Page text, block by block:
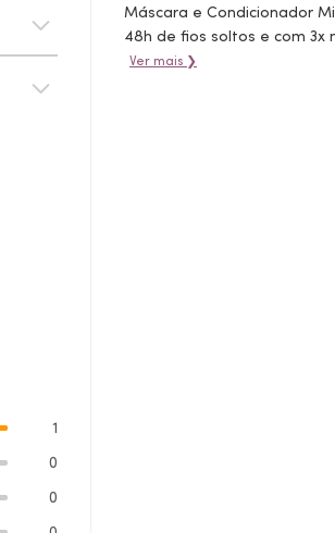
Máscara e Condicionador
48h de fios soltos e com 3x
Ver mais ❯
1
0
0